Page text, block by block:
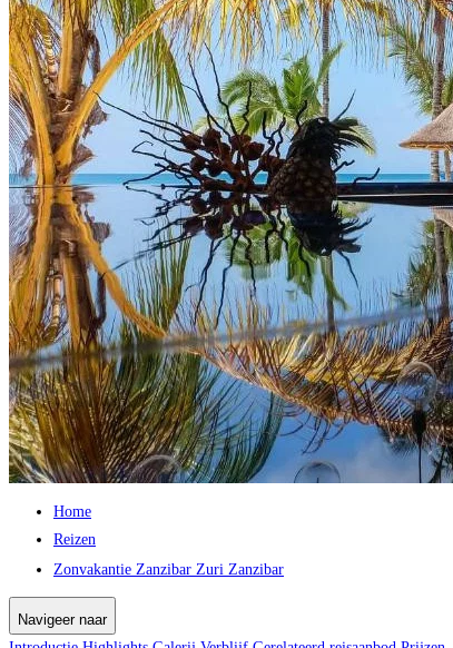
Home
Reizen
Zonvakantie Zanzibar Zuri Zanzibar
Navigeer naar